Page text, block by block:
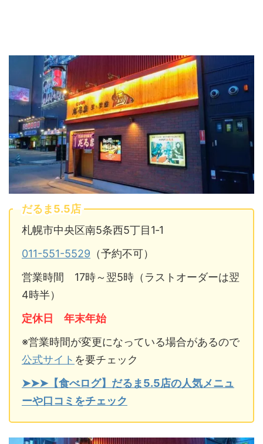
だるま5.5店
札幌市中央区南5条西5丁目1‐1
011-551-5529 （予約不可）
営業時間 17時～翌5時（ラストオーダーは翌
4時半）
定休日 年末年始
※営業時間が変更になっている場合があるので
公式サイト を要チェック
➤➤➤【食べログ】だるま5.5店の人気メニュ
ーや口コミをチェック